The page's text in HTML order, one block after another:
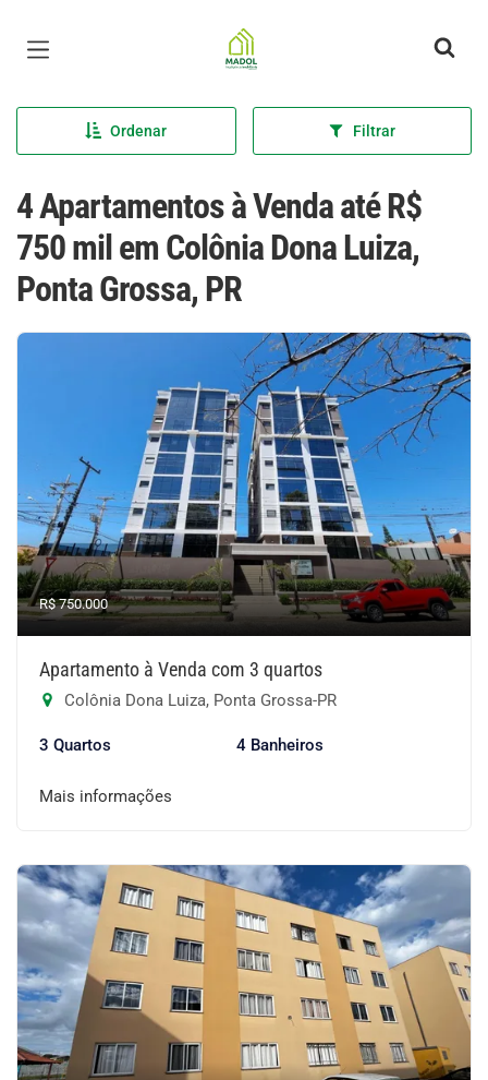
Página inicial
Ordenar Filtrar
4 Apartamentos à Venda até R$
750 mil em Colônia Dona Luiza,
Ponta Grossa, PR
R$ 750.000
Apartamento à Venda com 3 quartos
Colônia Dona Luiza, Ponta Grossa-PR
3 Quartos 4 Banheiros
Mais informações